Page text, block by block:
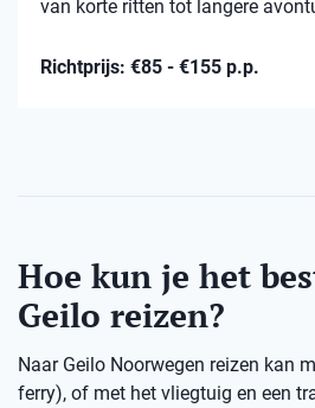
van korte ritten tot langere
Richtprijs: €85 - €155 p.p.
Hoe kun je het
Geilo reizen?
Naar Geilo Noorwegen reizen kan
ferry), of met het vliegtuig en een